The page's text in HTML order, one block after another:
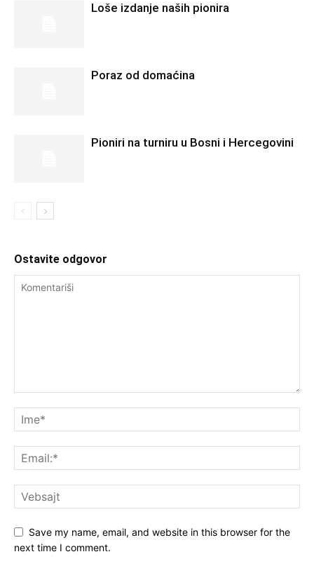
Loše izdanje naših pionira
Poraz od domaćina
Pioniri na turniru u Bosni i Hercegovini
Ostavite odgovor
Save my name, email, and website in this browser for the
next time I comment.